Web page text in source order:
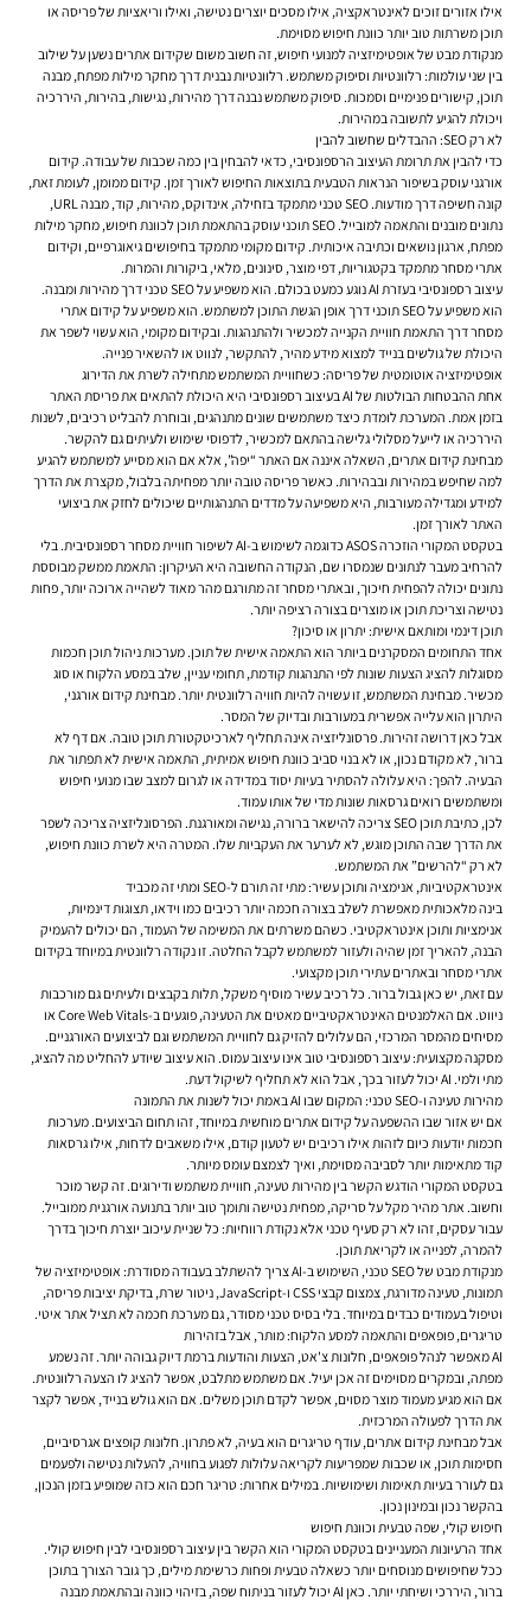
אילו אזורים זוכים לאינטראקציה, אילו מסכים יוצרים נטישה, ואילו וריאציות של פריסה או
תוכן משרתות טוב יותר כוונת חיפוש מסוימת.
מנקודת מבט של אופטימיזציה למנועי חיפוש, זה חשוב משום שקידום אתרים נשען על שילוב
בין שני עולמות: רלוונטיות וסיפוק משתמש. רלוונטיות נבנית דרך מחקר מילות מפתח, מבנה
תוכן, קישורים פנימיים וסמכות. סיפוק משתמש נבנה דרך מהירות, נגישות, בהירות, היררכיה
ויכולת להגיע לתשובה במהירות.
לא רק SEO: ההבדלים שחשוב להבין
כדי להבין את תרומת העיצוב הרספונסיבי, כדאי להבחין בין כמה שכבות של עבודה. קידום
אורגני עוסק בשיפור הנראות הטבעית בתוצאות החיפוש לאורך זמן. קידום ממומן, לעומת זאת,
קונה חשיפה דרך מודעות. SEO טכני מתמקד בזחילה, אינדוקס, מהירות, קוד, מבנה URL,
נתונים מובנים והתאמה למובייל. SEO תוכני עוסק בהתאמת תוכן לכוונת חיפוש, מחקר מילות
מפתח, ארגון נושאים וכתיבה איכותית. קידום מקומי מתמקד בחיפושים גיאוגרפיים, וקידום
אתרי מסחר מתמקד בקטגוריות, דפי מוצר, סינונים, מלאי, ביקורות והמרות.
עיצוב רספונסיבי בעזרת AI נוגע כמעט בכולם. הוא משפיע על SEO טכני דרך מהירות ומבנה.
הוא משפיע על SEO תוכני דרך אופן הגשת התוכן למשתמש. הוא משפיע על קידום אתרי
מסחר דרך התאמת חוויית הקנייה למכשיר ולהתנהגות. ובקידום מקומי, הוא עשוי לשפר את
היכולת של גולשים בנייד למצוא מידע מהיר, להתקשר, לנווט או להשאיר פנייה.
אופטימיזציה אוטומטית של פריסה: כשחוויית המשתמש מתחילה לשרת את הדירוג
אחת ההבטחות הבולטות של AI בעיצוב רספונסיבי היא היכולת להתאים את פריסת האתר
בזמן אמת. המערכת לומדת כיצד משתמשים שונים מתנהגים, ובוחרת להבליט רכיבים, לשנות
היררכיה או לייעל מסלולי גלישה בהתאם למכשיר, לדפוסי שימוש ולעיתים גם להקשר.
מבחינת קידום אתרים, השאלה איננה אם האתר “יפה”, אלא אם הוא מסייע למשתמש להגיע
למה שחיפש במהירות ובבהירות. כאשר פריסה טובה יותר מפחיתה בלבול, מקצרת את הדרך
למידע ומגדילה מעורבות, היא משפיעה על מדדים התנהגותיים שיכולים לחזק את ביצועי
האתר לאורך זמן.
בטקסט המקורי הוזכרה ASOS כדוגמה לשימוש ב-AI לשיפור חוויית מסחר רספונסיבית. בלי
להרחיב מעבר לנתונים שנמסרו שם, הנקודה החשובה היא העיקרון: התאמת ממשק מבוססת
נתונים יכולה להפחית חיכוך, ובאתרי מסחר זה מתורגם מהר מאוד לשהייה ארוכה יותר, פחות
נטישה וצריכת תוכן או מוצרים בצורה רציפה יותר.
תוכן דינמי ומותאם אישית: יתרון או סיכון?
אחד התחומים המסקרנים ביותר הוא התאמה אישית של תוכן. מערכות ניהול תוכן חכמות
מסוגלות להציג הצעות שונות לפי התנהגות קודמת, תחומי עניין, שלב במסע הלקוח או סוג
מכשיר. מבחינת המשתמש, זו עשויה להיות חוויה רלוונטית יותר. מבחינת קידום אורגני,
היתרון הוא עלייה אפשרית במעורבות ובדיוק של המסר.
אבל כאן דרושה זהירות. פרסונליזציה אינה תחליף לארכיטקטורת תוכן טובה. אם דף לא
ברור, לא מקודם נכון, או לא בנוי סביב כוונת חיפוש אמיתית, התאמה אישית לא תפתור את
הבעיה. להפך: היא עלולה להסתיר בעיות יסוד במדידה או לגרום למצב שבו מנועי חיפוש
ומשתמשים רואים גרסאות שונות מדי של אותו עמוד.
לכן, כתיבת תוכן SEO צריכה להישאר ברורה, נגישה ומאורגנת. הפרסונליזציה צריכה לשפר
את הדרך שבה התוכן מוגש, לא לערער את העקביות שלו. המטרה היא לשרת כוונת חיפוש,
לא רק “להרשים” את המשתמש.
אינטראקטיביות, אנימציה ותוכן עשיר: מתי זה תורם ל-SEO ומתי זה מכביד
בינה מלאכותית מאפשרת לשלב בצורה חכמה יותר רכיבים כמו וידאו, תצוגות דינמיות,
אנימציות ותוכן אינטראקטיבי. כשהם משרתים את המשימה של העמוד, הם יכולים להעמיק
הבנה, להאריך זמן שהיה ולעזור למשתמש לקבל החלטה. זו נקודה רלוונטית במיוחד בקידום
אתרי מסחר ובאתרים עתירי תוכן מקצועי.
עם זאת, יש כאן גבול ברור. כל רכיב עשיר מוסיף משקל, תלות בקבצים ולעיתים גם מורכבות
ניווט. אם האלמנטים האינטראקטיביים מאטים את הטעינה, פוגעים ב-Core Web Vitals או
מסיחים מהמסר המרכזי, הם עלולים להזיק גם לחוויית המשתמש וגם לביצועים האורגניים.
מסקנה מקצועית: עיצוב רספונסיבי טוב אינו עיצוב עמוס. הוא עיצוב שיודע להחליט מה להציג,
מתי ולמי. AI יכול לעזור בכך, אבל הוא לא תחליף לשיקול דעת.
מהירות טעינה ו-SEO טכני: המקום שבו AI באמת יכול לשנות את התמונה
אם יש אזור שבו ההשפעה על קידום אתרים מוחשית במיוחד, זהו תחום הביצועים. מערכות
חכמות יודעות כיום לזהות אילו רכיבים יש לטעון קודם, אילו משאבים לדחות, אילו גרסאות
קוד מתאימות יותר לסביבה מסוימת, ואיך לצמצם עומס מיותר.
בטקסט המקורי הודגש הקשר בין מהירות טעינה, חוויית משתמש ודירוגים. זה קשר מוכר
וחשוב. אתר מהיר מקל על סריקה, מפחית נטישה ותומך טוב יותר בתנועה אורגנית ממובייל.
עבור עסקים, זהו לא רק סעיף טכני אלא נקודת רווחיות: כל שניית עיכוב יוצרת חיכוך בדרך
להמרה, לפנייה או לקריאת תוכן.
מנקודת מבט של SEO טכני, השימוש ב-AI צריך להשתלב בעבודה מסודרת: אופטימיזציה של
תמונות, טעינה מדורגת, צמצום קבצי CSS ו-JavaScript, ניטור שרת, בדיקת יציבות פריסה,
וטיפול בעמודים כבדים במיוחד. בלי בסיס טכני מסודר, גם מערכת חכמה לא תציל אתר איטי.
טריגרים, פופאפים והתאמה למסע הלקוח: מותר, אבל בזהירות
AI מאפשר לנהל פופאפים, חלונות צ'אט, הצעות והודעות ברמת דיוק גבוהה יותר. זה נשמע
מפתה, ובמקרים מסוימים זה אכן יעיל. אם משתמש מתלבט, אפשר להציג לו הצעה רלוונטית.
אם הוא מגיע מעמוד מוצר מסוים, אפשר לקדם תוכן משלים. אם הוא גולש בנייד, אפשר לקצר
את הדרך לפעולה המרכזית.
אבל מבחינת קידום אתרים, עודף טריגרים הוא בעיה, לא פתרון. חלונות קופצים אגרסיביים,
חסימות תוכן, או שכבות שמפריעות לקריאה עלולות לפגוע בחוויה, להעלות נטישה ולפעמים
גם לעורר בעיות תאימות ושימושיות. במילים אחרות: טריגר חכם הוא כזה שמופיע בזמן הנכון,
בהקשר נכון ובמינון נכון.
חיפוש קולי, שפה טבעית וכוונת חיפוש
אחד הרעיונות המעניינים בטקסט המקורי הוא הקשר בין עיצוב רספונסיבי לבין חיפוש קולי.
ככל שחיפושים מנוסחים יותר כשאלה טבעית ופחות כרשימת מילים, כך גובר הצורך בתוכן
ברור, היררכי ושיחתי יותר. כאן AI יכול לעזור בניתוח שפה, בזיהוי כוונה ובהתאמת מבנה